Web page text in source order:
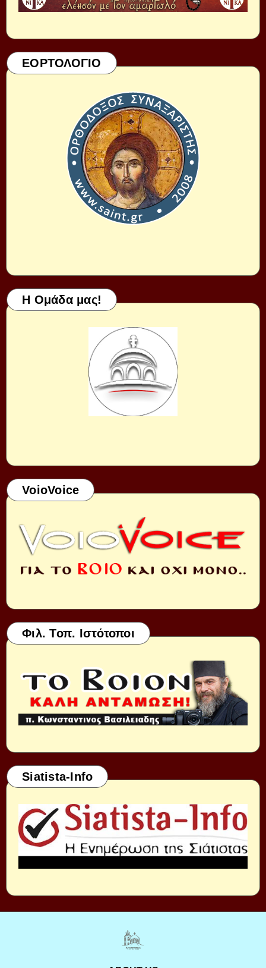
ΕΟΡΤΟΛΟΓΙΟ
Η Ομάδα μας!
VoioVoice
Φιλ. Τοπ. Ιστότοποι
Siatista-Info